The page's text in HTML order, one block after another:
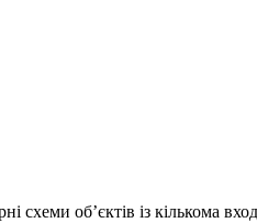
схеми об’єктів із кількома